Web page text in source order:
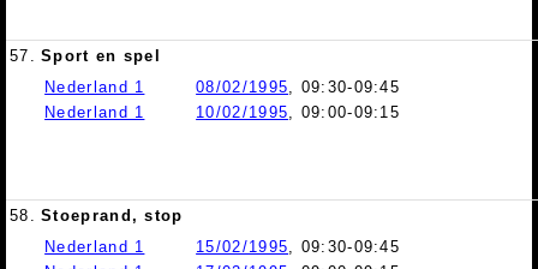
57. Sport en spel
Nederland 1
08/02/1995, 09:30-09:45
Nederland 1
10/02/1995, 09:00-09:15
58. Stoeprand, stop
Nederland 1
15/02/1995, 09:30-09:45